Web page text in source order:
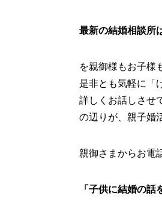
最新の結婚相談所
を親御様もお子様
是非とも気軽に「
詳しくお話しさせ
の辺りが、親子婚
親御さまからお電
「子供に結婚の話